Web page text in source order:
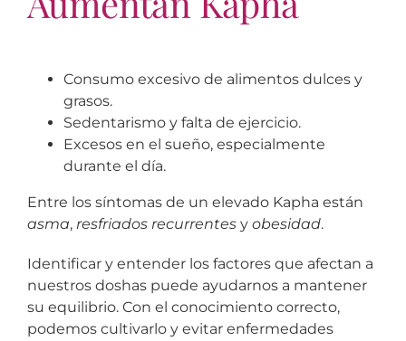
Consumo excesivo de alimentos dulces y
grasos.
Sedentarismo y falta de ejercicio.
Excesos en el sueño, especialmente
durante el día.
Entre los síntomas de un elevado Kapha están
asma, resfriados recurrentesy obesidad.
Identificar y entender los factores que afectan a
nuestros doshas puede ayudarnos a mantener
su equilibrio. Con el conocimiento correcto,
podemos cultivarlo y evitar enfermedades